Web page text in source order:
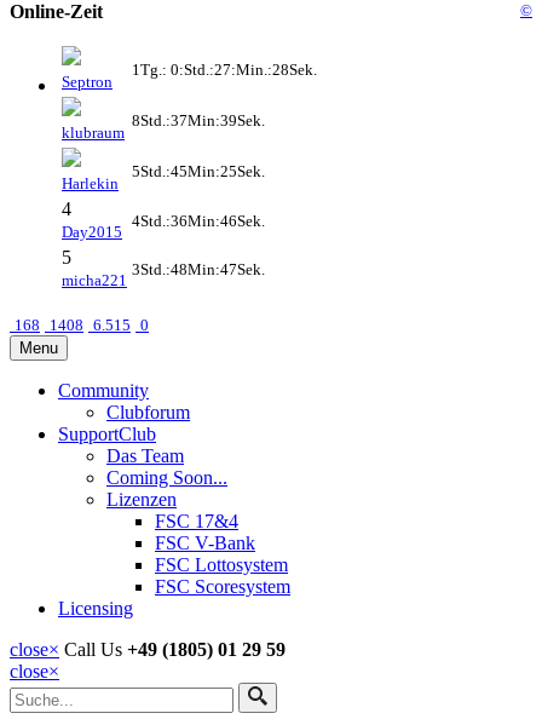
Online-Zeit ©
Septron
1Tg.: 0:Std.:27:Min.:28Sek.
klubraum
8Std.:37Min:39Sek.
Harlekin
5Std.:45Min:25Sek.
4
Day2015
4Std.:36Min:46Sek.
5
micha221
3Std.:48Min:47Sek.
168 1408 6.515 0
Menu
Community
Clubforum
SupportClub
Das Team
Coming Soon...
Lizenzen
FSC 17&4
FSC V-Bank
FSC Lottosystem
FSC Scoresystem
Licensing
close× Call Us +49 (1805) 01 29 59
close×